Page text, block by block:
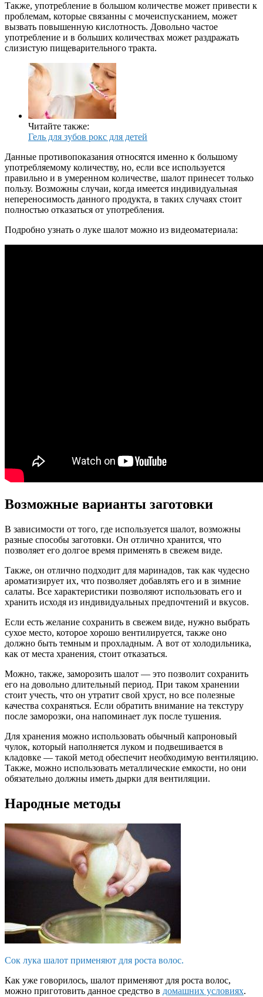
Также, употребление в большом количестве может привести к
проблемам, которые связанны с мочеиспусканием, может
вызвать повышенную кислотность. Довольно частое
употребление и в больших количествах может раздражать
слизистую пищеварительного тракта.
Читайте также:
Гель для зубов рокс для детей
Данные противопоказания относятся именно к большому
употребляемому количеству, но, если все используется
правильно и в умеренном количестве, шалот принесет только
пользу. Возможны случаи, когда имеется индивидуальная
непереносимость данного продукта, в таких случаях стоит
полностью отказаться от употребления.
Подробно узнать о луке шалот можно из видеоматериала:
Возможные варианты заготовки
В зависимости от того, где используется шалот, возможны
разные способы заготовки. Он отлично хранится, что
позволяет его долгое время применять в свежем виде.
Также, он отлично подходит для маринадов, так как чудесно
ароматизирует их, что позволяет добавлять его и в зимние
салаты. Все характеристики позволяют использовать его и
хранить исходя из индивидуальных предпочтений и вкусов.
Если есть желание сохранить в свежем виде, нужно выбрать
сухое место, которое хорошо вентилируется, также оно
должно быть темным и прохладным. А вот от холодильника,
как от места хранения, стоит отказаться.
Можно, также, заморозить шалот — это позволит сохранить
его на довольно длительный период. При таком хранении
стоит учесть, что он утратит свой хруст, но все полезные
качества сохраняться. Если обратить внимание на текстуру
после заморозки, она напоминает лук после тушения.
Для хранения можно использовать обычный капроновый
чулок, который наполняется луком и подвешивается в
кладовке — такой метод обеспечит необходимую вентиляцию.
Также, можно использовать металлические емкости, но они
обязательно должны иметь дырки для вентиляции.
Народные методы
Сок лука шалот применяют для роста волос.
Как уже говорилось, шалот применяют для роста волос,
можно приготовить данное средство в домашних условиях.